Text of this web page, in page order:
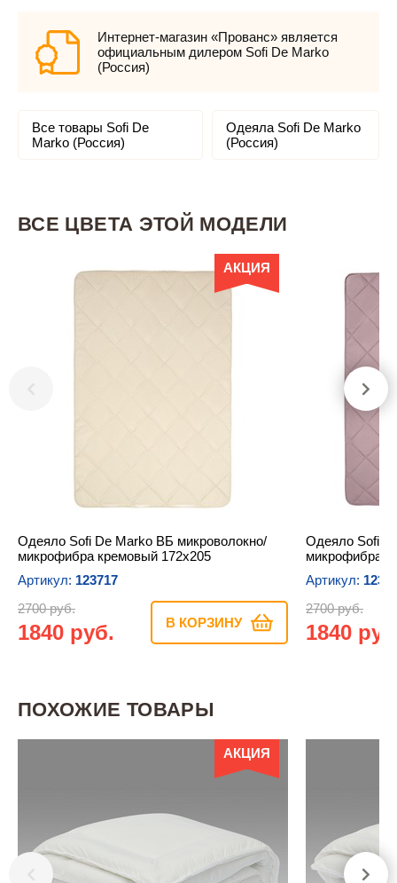
Интернет-магазин «Прованс» является
официальным дилером Sofi De Marko
(Россия)
Все товары Sofi De
Marko (Россия)
Одеяла Sofi De Marko
(Россия)
ВСЕ ЦВЕТА ЭТОЙ МОДЕЛИ
АКЦИЯ
Одеяло Sofi De Marko ВБ микроволокно/
микрофибра кремовый 172х205
Артикул: 123717
2700 руб.
1840 руб. В КОРЗИНУ
Одеяло Sofi
микрофибра
Артикул:
2700 руб.
1840
ПОХОЖИЕ ТОВАРЫ
АКЦИЯ